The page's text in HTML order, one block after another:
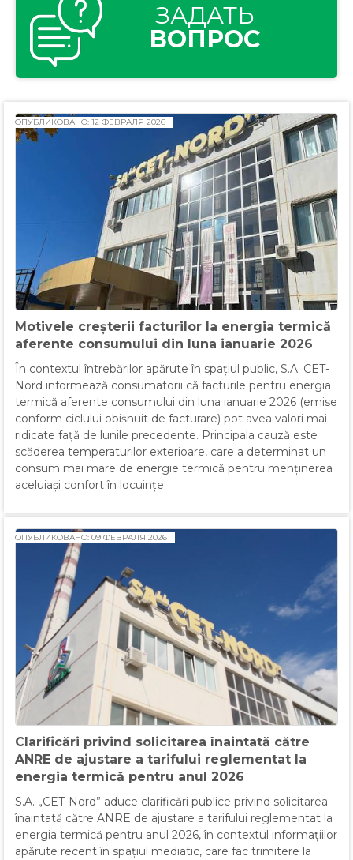
ЗАДАТЬ
ВОПРОС
Motivele creșterii facturilor la energia termică
aferente consumului din luna ianuarie 2026
ОПУБЛИКОВАНО: 12 ФЕВРАЛЯ 2026
În contextul întrebărilor apărute în spațiul public, S.A. CET-
Nord informează consumatorii că facturile pentru energia
termică aferente consumului din luna ianuarie 2026 (emise
conform ciclului obișnuit de facturare) pot avea valori mai
ridicate față de lunile precedente. Principala cauză este
scăderea temperaturilor exterioare, care a determinat un
consum mai mare de energie termică pentru menținerea
aceluiași confort în locuințe.
Clarificări privind solicitarea înaintată către
ANRE de ajustare a tarifului reglementat la
energia termică pentru anul 2026
ОПУБЛИКОВАНО: 09 ФЕВРАЛЯ 2026
S.A. „CET-Nord” aduce clarificări publice privind solicitarea
înaintată către ANRE de ajustare a tarifului reglementat la
energia termică pentru anul 2026, în contextul informațiilor
apărute recent în spațiul mediatic, care fac trimitere la